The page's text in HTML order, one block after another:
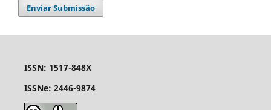
Enviar Submissão
ISSN: 1517-848X
ISSNe: 2446-9874